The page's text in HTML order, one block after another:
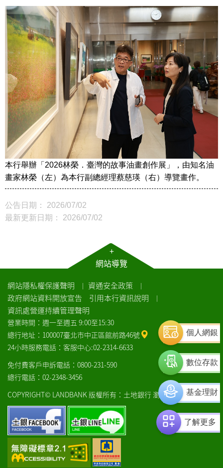
本行舉辦「2026林榮．臺灣的故事油畫創作展」，由知名油
畫家林榮（左）為本行副總經理蔡慈瑛（右）導覽畫作。
公告日期： 2026/07/02
最新更新日期： 2026/07/02
+
網站導覽
網站隱私權保護聲明 ｜ 資通安全政策 ｜
政府網站資料開放宣告 引用本行資訊說明 ｜
資訊處營運持續管理聲明
營業時間：週一至週五 9:00至15:30
總行地址：100007臺北市中正區館前路46號
24小時服務電話：客服中心:02-2314-6633
免付費客戶申訴電話：0800-231-590
總行電話：02-2348-3456
COPYRIGHT© LANDBANK 版權所有：土地銀行瀏覽器建議
土
銀
facebook
line
過
個人網銀
數位存款
基金理財
了解更多